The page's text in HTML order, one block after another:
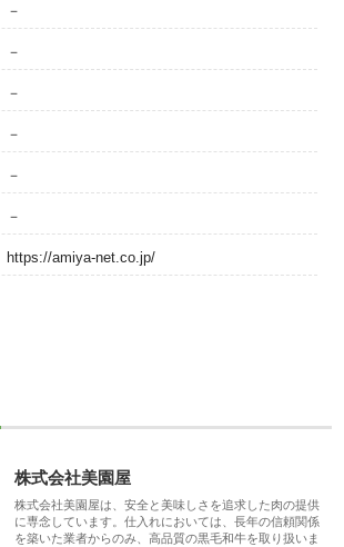
－
－
－
－
－
－
https://amiya-net.co.jp/
株式会社美園屋
株式会社美園屋は、安全と美味しさを追求した肉の提供
に専念しています。仕入れにおいては、長年の信頼関係
を築いた業者からのみ、高品質の黒毛和牛を取り扱いま